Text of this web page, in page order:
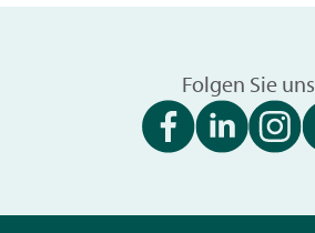
Folgen Sie uns